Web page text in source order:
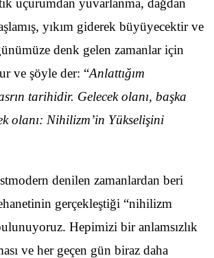
uçurumdan yuvarlanma, dağdan
yıkım giderek büyüyecektir ve
denk gelen zamanlar için
ve şöyle der: “Anlattığım
tarihidir. Gelecek olanı, başka
olanı: Nihilizm’in Yükselişini
denilen zamanlardan beri
gerçekleştiği “nihilizm
Hepimizi bir anlamsızlık
ve her geçen gün biraz daha